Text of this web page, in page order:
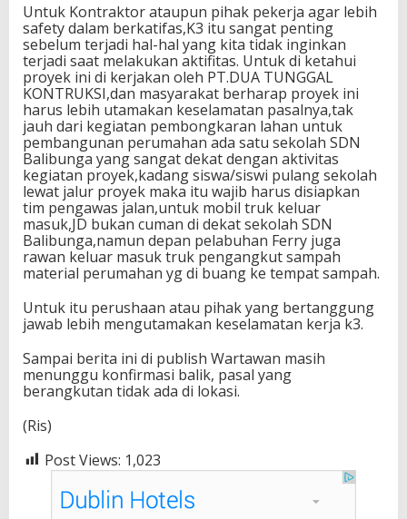
Untuk Kontraktor ataupun pihak pekerja agar lebih
safety dalam berkatifas,K3 itu sangat penting
sebelum terjadi hal-hal yang kita tidak inginkan
terjadi saat melakukan aktifitas. Untuk di ketahui
proyek ini di kerjakan oleh PT.DUA TUNGGAL
KONTRUKSI,dan masyarakat berharap proyek ini
harus lebih utamakan keselamatan pasalnya,tak
jauh dari kegiatan pembongkaran lahan untuk
pembangunan perumahan ada satu sekolah SDN
Balibunga yang sangat dekat dengan aktivitas
kegiatan proyek,kadang siswa/siswi pulang sekolah
lewat jalur proyek maka itu wajib harus disiapkan
tim pengawas jalan,untuk mobil truk keluar
masuk,JD bukan cuman di dekat sekolah SDN
Balibunga,namun depan pelabuhan Ferry juga
rawan keluar masuk truk pengangkut sampah
material perumahan yg di buang ke tempat sampah.
Untuk itu perushaan atau pihak yang bertanggung
jawab lebih mengutamakan keselamatan kerja k3.
Sampai berita ini di publish Wartawan masih
menunggu konfirmasi balik, pasal yang
berangkutan tidak ada di lokasi.
(Ris)
Post Views: 1,023